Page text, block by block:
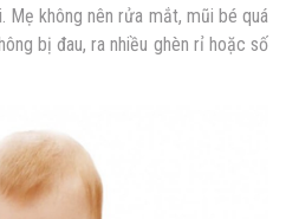
Mẹ không nên rửa mắt, mũi bé quá
bị đau, ra nhiều ghèn rỉ hoặc số